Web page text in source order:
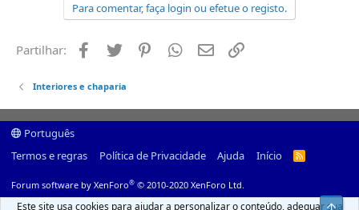
Para comentar, faça login ou efetue o registo.
Partilhar: Facebook
Twitter PinterestWhatsapp
Email
Interiores e chaparia
Português
Termos e regras
Política de Privacidade Ajuda Início
R
Forum software by XenForo® © 2010-2020 XenForo Ltd.
Este site usa cookies para ajudar a personalizar o conteúdo, adequar sua
Top